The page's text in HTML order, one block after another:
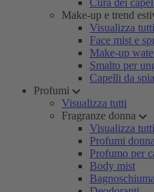
Cura dei
Make-up e trend
Visualizza tutti
Face mist e
Make-up
Smalto per
Capelli da
Profumi
Visualizza tutti
Fragranze donna
Visualizza tutti
Profumi donna
Profumo per
Body mist